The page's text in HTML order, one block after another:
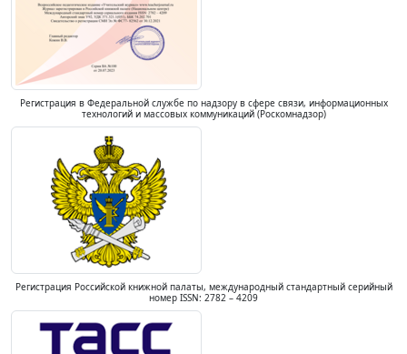
Регистрация в Федеральной службе по надзору в сфере связи, информационных
технологий и массовых коммуникаций (Роскомнадзор)
Регистрация Российской книжной палаты, международный стандартный серийный
номер ISSN: 2782 – 4209